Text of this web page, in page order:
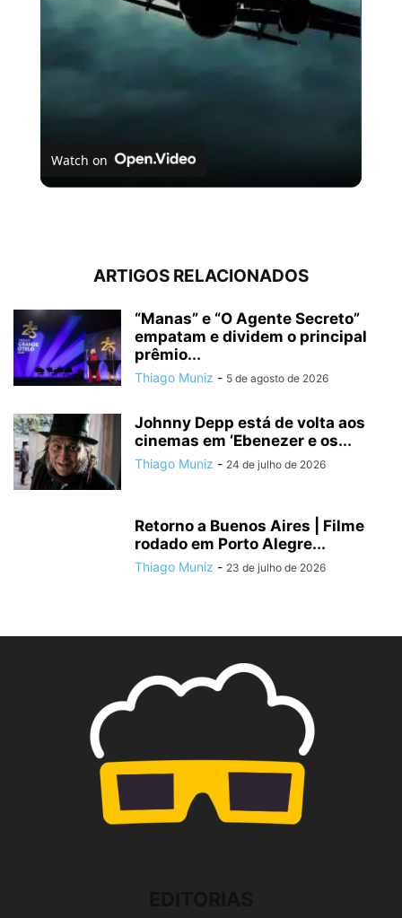
Watch on
ARTIGOS RELACIONADOS
“Manas” e “O Agente Secreto”
empatam e dividem o principal
prêmio...
Thiago Muniz - 5 de agosto de 2026
Johnny Depp está de volta aos
cinemas em ‘Ebenezer e os...
Thiago Muniz - 24 de julho de 2026
Retorno a Buenos Aires | Filme
rodado em Porto Alegre...
Thiago Muniz - 23 de julho de 2026